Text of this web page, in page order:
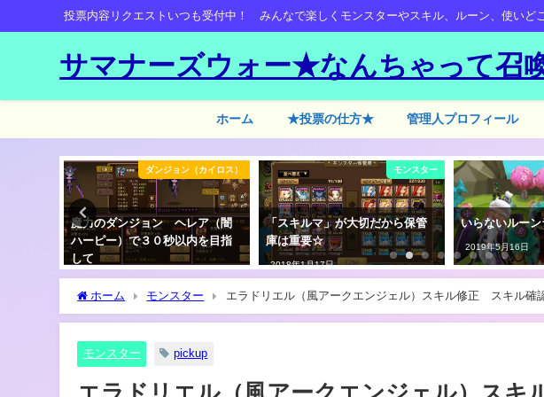
投票内容リクエストいつも受付中！ みんなで楽しくモンスターやスキル、ルーン、使いど
サマナーズウォー★なんちゃって召
ホーム ★投票の仕方★ 管理人プロフィール
ダンジョン（カイロス）
魔力のダンジョン ヘレア（闇
ハーピー）で３０秒以内を目指
して
モンスター
「スキルマ」が大切だから保管
庫は重要☆
2018年1月17日
いらないルー
2019年5月16日
ホーム モンスター エラドリエル（風アークエンジェル）スキル修正 スキル確
モンスター pickup